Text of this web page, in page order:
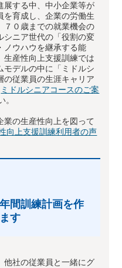
展する中、中小企業等が
を育成し、企業の労働生
７０歳までの就業機会の
シニア世代の「役割の変
ノウハウを継承する能
生産性向上支援訓練では
モデルの中に「ミドルシ
の従業員の生涯キャリア
ミドルシニアコースのご案
。
の生産性向上を図って
向上支援訓練利用者の声
間訓練計画を作
す
他社の従業員と一緒にグ